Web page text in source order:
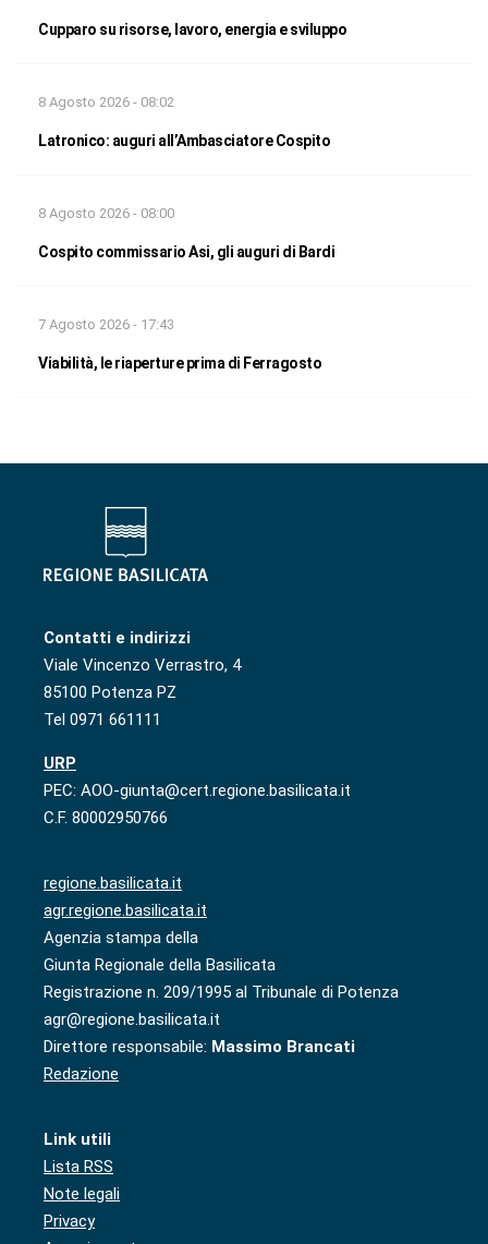
Cupparo su risorse, lavoro, energia e sviluppo
8 Agosto 2026 - 08:02
Latronico: auguri all’Ambasciatore Cospito
8 Agosto 2026 - 08:00
Cospito commissario Asi, gli auguri di Bardi
7 Agosto 2026 - 17:43
Viabilità, le riaperture prima di Ferragosto
Contatti e indirizzi
Viale Vincenzo Verrastro, 4
85100 Potenza PZ
Tel 0971 661111
URP
PEC: AOO-giunta@cert.regione.basilicata.it
C.F. 80002950766
regione.basilicata.it
agr.regione.basilicata.it
Agenzia stampa della
Giunta Regionale della Basilicata
Registrazione n. 209/1995 al Tribunale di Potenza
agr@regione.basilicata.it
Direttore responsabile: Massimo Brancati
Redazione
Link utili
Lista RSS
Note legali
Privacy